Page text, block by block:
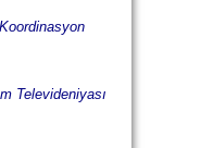
Televideniyası